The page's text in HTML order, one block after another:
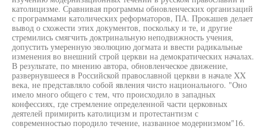
католицизме. Сравнивая программы обновленческих организаций
с программами католических реформаторов, ПА. Прокашев делает
вывод о схожести этих документов, поскольку и те, и другие
стремились смягчить доктринальную неподвижность учения,
допустить умеренную эволюцию догмата и ввести радикальные
изменения во внешний строй церкви на демократических началах.
В результате, по мнению автора, обновленческое движение,
развернувшееся в Российской православной церкви в начале XX
века, не представляло собой явления чисто национального. "Оно
имело много общего с тем, что происходило в западных
конфессиях, где стремление определенной части церковных
деятелей примирить католицизм и протестантизм с
современностью породило течение, названное модернизмом"16.